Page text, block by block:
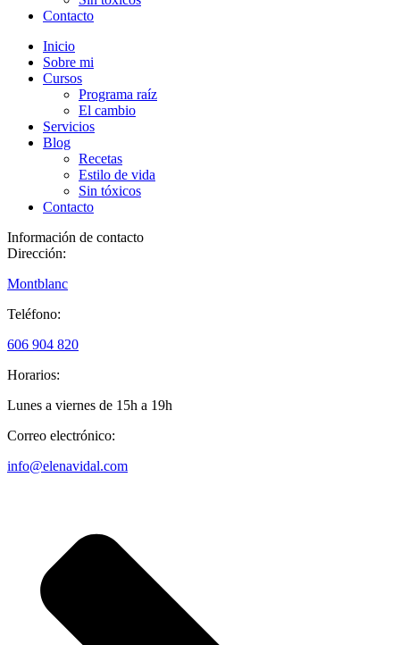
Contacto
Inicio
Sobre mi
Cursos
Programa raíz
El cambio
Servicios
Blog
Recetas
Estilo de vida
Sin tóxicos
Contacto
Información de contacto
Dirección:
Montblanc
Teléfono:
606 904 820
Horarios:
Lunes a viernes de 15h a 19h
Correo electrónico:
info@elenavidal.com